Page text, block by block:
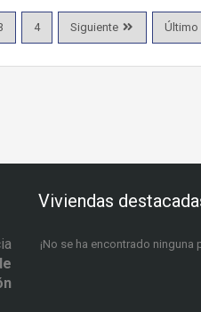
4 Siguiente Último
Viviendas
¡No se ha encontrado